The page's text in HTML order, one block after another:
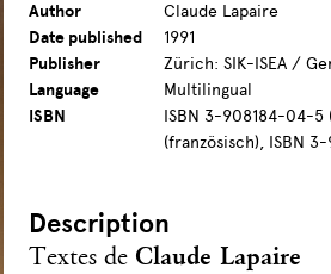
Author
Claude Lapaire
Date published
1991
Publisher
Zürich: SIK-ISEA /
Language
Multilingual
ISBN
ISBN 3-908184-04-5
(französisch), ISBN
Description
Textes de Claude Lapaire